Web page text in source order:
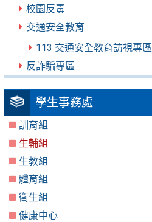
校園反毒
交通安全教育
113 交通安全教育訪視專區
反詐騙專區
學生事務處
訓育組
生輔組
生教組
體育組
衛生組
健康中心